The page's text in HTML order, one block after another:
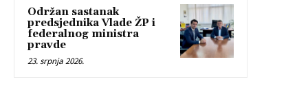
Održan sastanak
predsjednika Vlade ŽP i
federalnog ministra
pravde
23. srpnja 2026.